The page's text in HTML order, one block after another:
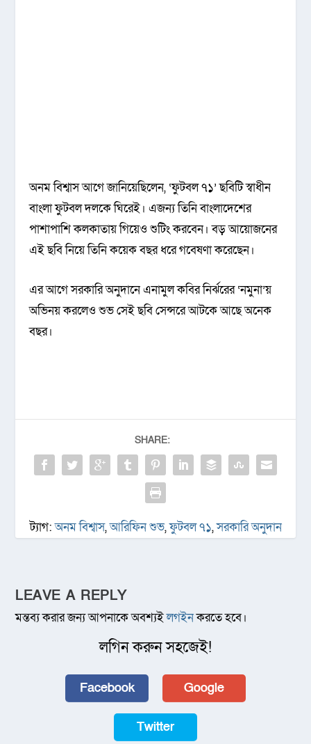
অনম বিশ্বাস আগে জানিয়েছিলেন, ‘ফুটবল ৭১’ ছবিটি স্বাধীন
বাংলা ফুটবল দলকে ঘিরেই। এজন্য তিনি বাংলাদেশের
পাশাপাশি কলকাতায় গিয়েও শুটিং করবেন। বড় আয়োজনের
এই ছবি নিয়ে তিনি কয়েক বছর ধরে গবেষণা করেছেন।
এর আগে সরকারি অনুদানে এনামুল কবির নির্ঝরের ‘নমুনা’য়
অভিনয় করলেও শুভ সেই ছবি সেন্সরে আটকে আছে অনেক
বছর।
SHARE:
ট্যাগ:অনম বিশ্বাস,আরিফিন শুভ,ফুটবল ৭১,সরকারি অনুদান
LEAVE A REPLY
মন্তব্য করার জন্য আপনাকে অবশ্যইলগইনকরতে হবে।
লগিন করুন সহজেই!
Facebook Google
Twitter